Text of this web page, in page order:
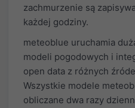
zachmurzenie są
każdej godziny.
meteoblue uruchamia
modeli pogodowych i
open data z różnych
Wszystkie modele
obliczane dwa razy